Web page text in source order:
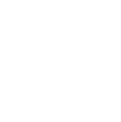
决方案提供商，从设